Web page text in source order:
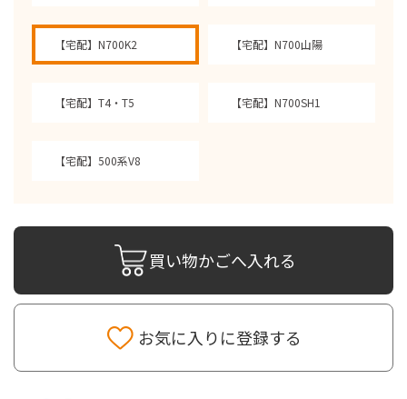
【宅配】N700K2 【宅配】N700山陽
【宅配】T4・T5 【宅配】N700SH1
【宅配】500系V8
買い物かごへ入れる
お気に入りに登録する